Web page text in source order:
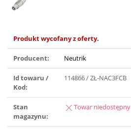
Produkt wycofany z oferty.
Producent: Neutrik
Id towaru /
Kod:
114866 / ZŁ-NAC3FCB
Stan
magazynu:
Towar niedostępny